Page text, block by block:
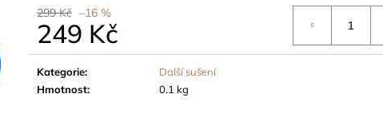
299 Kč –16 %
249 Kč
Měrná
cena:
Kategorie:
Další sušení
Hmotnost: 0.1 kg
45 Kč